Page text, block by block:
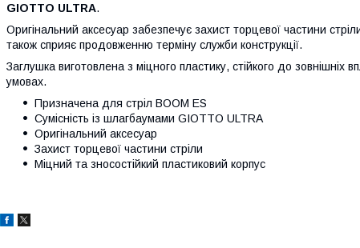
GIOTTO ULTRA.
Оригінальний аксесуар забезпечує захист торцевої частини
також сприяє продовженню терміну служби конструкції.
Заглушка виготовлена з міцного пластику, стійкого до зовнішніх
умовах.
Призначена для стріл BOOM ES
Сумісність із шлагбаумами GIOTTO ULTRA
Оригінальний аксесуар
Захист торцевої частини стріли
Міцний та зносостійкий пластиковий корпус